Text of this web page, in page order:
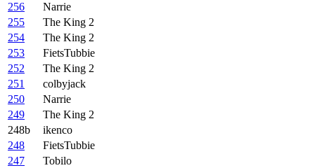
256
Narrie
255
The King 2
254
The King 2
253
FietsTubbie
252
The King 2
251
colbyjack
250
Narrie
249
The King 2
248b
ikenco
248
FietsTubbie
247
Tobilo